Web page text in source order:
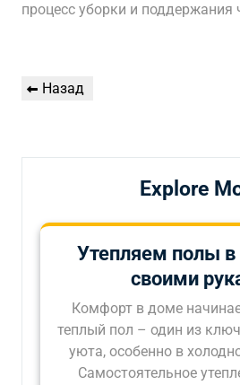
процесс уборки и поддержания
Навигация
Предыдущая
Назад
Explore
Утепляем полы в
своими
Комфорт в доме
теплый пол – один из
уюта, особенно в
Самостоятельное